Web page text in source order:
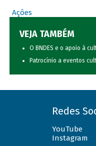
Ações
VEJA TAMBÉM
O BNDES e o apoio à
Patrocínio a eventos
Redes
YouTube
Instagram